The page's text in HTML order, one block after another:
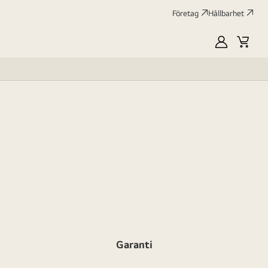
Företag Hållbarhet
MyLG
Garanti